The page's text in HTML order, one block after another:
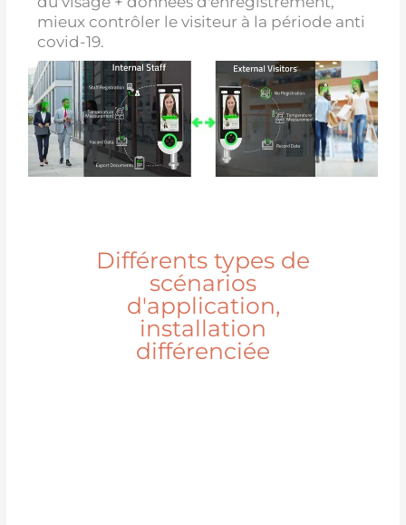
mieux contrôler le visiteur à la période anti
covid-19.
Différents types de
scénarios
d'application,
installation
différenciée